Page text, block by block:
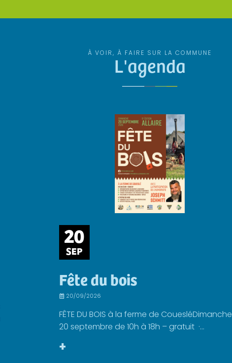
À VOIR, À FAIRE SUR LA COMMUNE
L'agenda
20
SEP
Fête du bois
20/09/2026
FÊTE DU BOIS à la ferme de CouesléDimanche
20 septembre de 10h à 18h – gratuit ·...
+